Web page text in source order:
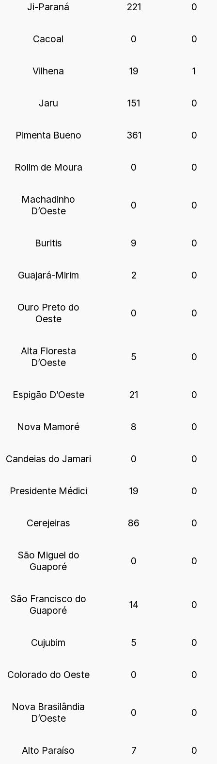
Ji-Paraná 221 0
Cacoal 0 0
Vilhena 19 1
Jaru 151 0
Pimenta Bueno 361 0
Rolim de Moura 0 0
Machadinho
D’Oeste
0 0
Buritis 9 0
Guajará-Mirim 2 0
Ouro Preto do
Oeste
0 0
Alta Floresta
D’Oeste
5 0
Espigão D’Oeste 21 0
Nova Mamoré 8 0
Candeias do Jamari 0 0
Presidente Médici 19 0
Cerejeiras 86 0
São Miguel do
Guaporé
0 0
São Francisco do
Guaporé
14 0
Cujubim 5 0
Colorado do Oeste 0 0
Nova Brasilândia
D’Oeste
0 0
Alto Paraíso 7 0